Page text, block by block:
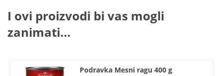
I ovi proizvodi bi vas mogli
zanimati...
Podravka Mesni ragu 400 g